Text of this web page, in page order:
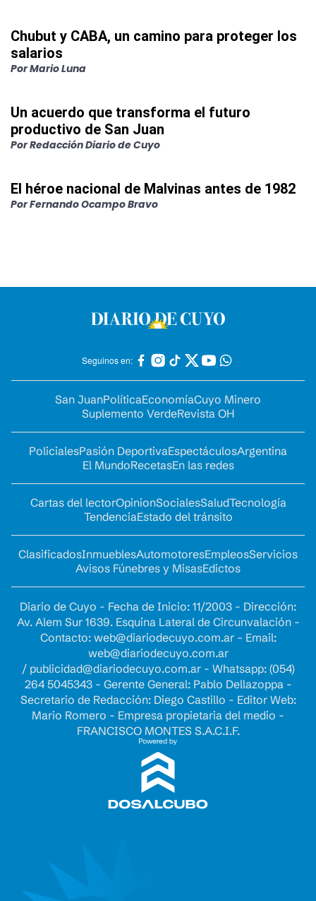
Chubut y CABA, un camino para proteger los
salarios
PorMario Luna
Un acuerdo que transforma el futuro
productivo de San Juan
PorRedacción Diario de Cuyo
El héroe nacional de Malvinas antes de 1982
PorFernando Ocampo Bravo
Seguinos en:
San JuanPolíticaEconomíaCuyo Minero
Suplemento VerdeRevista OH
PolicialesPasión DeportivaEspectáculosArgentina
El MundoRecetasEn las redes
Cartas del lectorOpinionSocialesSaludTecnología
TendenciaEstado del tránsito
ClasificadosInmueblesAutomotoresEmpleosServicios
Avisos Fúnebres y MisasEdictos
Diario de Cuyo - Fecha de Inicio: 11/2003 - Dirección:
Av. Alem Sur 1639. Esquina Lateral de Circunvalación -
Contacto: web@diariodecuyo.com.ar- Email:
web@diariodecuyo.com.ar
/ publicidad@diariodecuyo.com.ar- Whatsapp: (054)
264 5045343 - Gerente General: Pablo Dellazoppa -
Secretario de Redacción: Diego Castillo - Editor Web:
Mario Romero - Empresa propietaria del medio -
FRANCISCO MONTES S.A.C.I.F.